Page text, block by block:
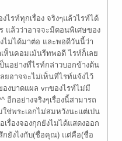
ไรท์ทุกเรื่อง จริงๆแล้วไรท์ได้
แล้วว่าอาจจะมีตอนพิเศษของ
ไม่ได้มาต่อ และพอดีวันนี้ว่า
ห็นคอมเม้นรีทพอดี ไรท์ก็เลย
นอย่างที่ไรท์กล่าวบอกข้างต้น
ยอาจจะไม่เห็นที่ไรท์แจ้งไว้
องบาดแผล vnของไรท์ไม่มี
อีกอย่างจริงๆเรื่องนี้สามารถ
ช่พระเอกไม่สมหวังนะแต่เปน
เรื่องจองกุกยังไม่ได้แสดงออก
กยังไงกับ(ชื่อคุณ) แต่คือ(ชื่อ